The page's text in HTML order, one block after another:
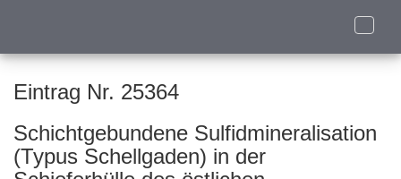
Toggle
Eintrag Nr. 25364
Schichtgebundene Sulfidmineralisation
(Typus Schellgaden) in der